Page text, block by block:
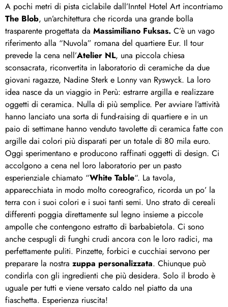
A pochi metri di pista ciclabile dall’Inntel Hotel Art incontriamo
The Blob, un’architettura che ricorda una grande bolla
trasparente progettata da Massimiliano Fuksas. C’è un vago
riferimento alla “Nuvola” romana del quartiere Eur. Il tour
prevede la cena nell’Atelier NL, una piccola chiesa
sconsacrata, riconvertita in laboratorio di ceramiche da due
giovani ragazze, Nadine Sterk e Lonny van Ryswyck. La loro
idea nasce da un viaggio in Perù: estrarre argilla e realizzare
oggetti di ceramica. Nulla di più semplice. Per avviare l’attività
hanno lanciato una sorta di fund-raising di quartiere e in un
paio di settimane hanno venduto tavolette di ceramica fatte con
argille dai colori più disparati per un totale di 80 mila euro.
Oggi sperimentano e producono raffinati oggetti di design. Ci
accolgono a cena nel loro laboratorio per un pasto
esperienziale chiamato “White Table“. La tavola,
apparecchiata in modo molto coreografico, ricorda un po’ la
terra con i suoi colori e i suoi tanti semi. Uno strato di cereali
differenti poggia direttamente sul legno insieme a piccole
ampolle che contengono estratto di barbabietola. Ci sono
anche cespugli di funghi crudi ancora con le loro radici, ma
perfettamente puliti. Pinzette, forbici e cucchiai servono per
preparare la nostra zuppa personalizzata. Chiunque può
condirla con gli ingredienti che più desidera. Solo il brodo è
uguale per tutti e viene versato caldo nel piatto da una
fiaschetta. Esperienza riuscita!